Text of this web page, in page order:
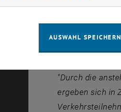
Einige
"Durch die
ergeben sich in
AUSWAHL